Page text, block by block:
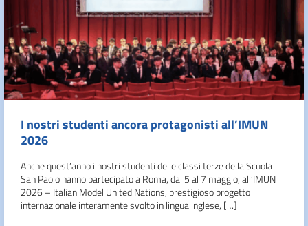
I nostri studenti ancora protagonisti all’IMUN
2026
Anche quest’anno i nostri studenti delle classi terze della Scuola
San Paolo hanno partecipato a Roma, dal 5 al 7 maggio, all’IMUN
2026 – Italian Model United Nations, prestigioso progetto
internazionale interamente svolto in lingua inglese, […]